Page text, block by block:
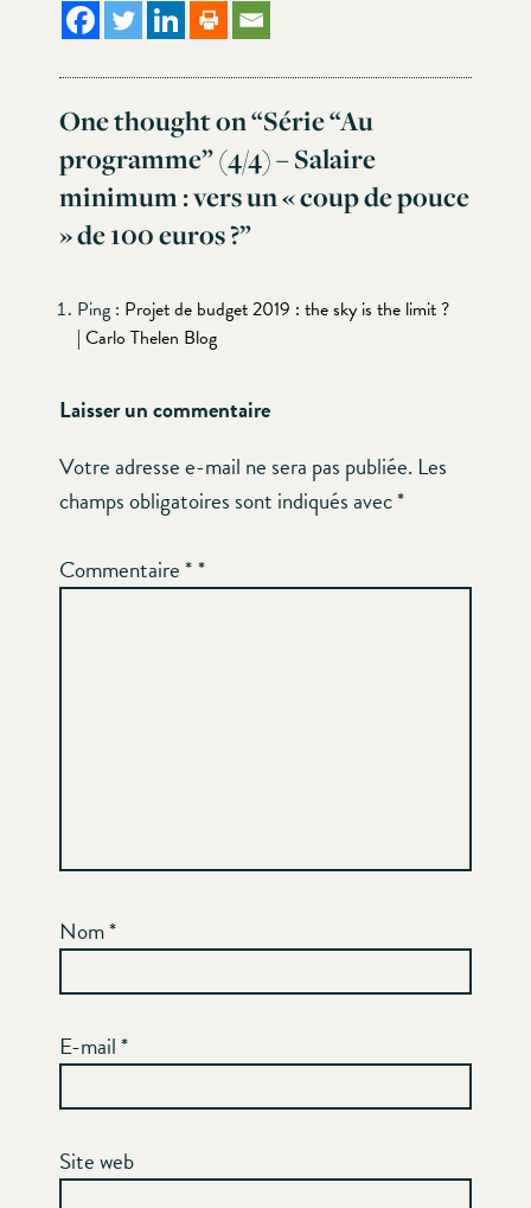
One thought on “Série “Au
programme” (4/4) – Salaire
minimum : vers un « coup de pouce
» de 100 euros ?”
Ping : Projet de budget 2019 : the sky is the limit ?
| Carlo Thelen Blog
Laisser un commentaire
Votre adresse e-mail ne sera pas publiée. Les
champs obligatoires sont indiqués avec*
Commentaire*
Nom*
E-mail*
Site web